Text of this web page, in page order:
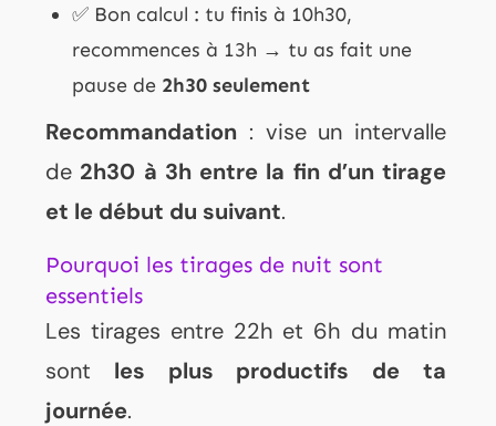
✅ Bon calcul : tu finis à 10h30,
recommences à 13h → tu as fait une
pause de 2h30 seulement
Recommandation : vise un intervalle
de 2h30 à 3h entre la fin d’un tirage
et le début du suivant.
Pourquoi les tirages de nuit sont
essentiels
Les tirages entre 22h et 6h du matin
sont les plus productifs de ta
journée.